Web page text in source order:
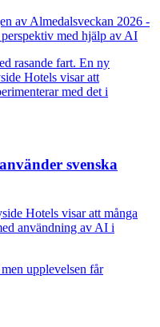
av Almedalsveckan 2026 -
med hjälp av AI
svenska
Hotels visar att många
användning av AI i